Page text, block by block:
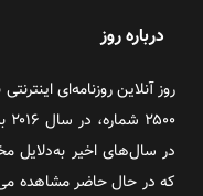
درباره روز
در سال‌های اخیر
که در حال حاضر مشاهده